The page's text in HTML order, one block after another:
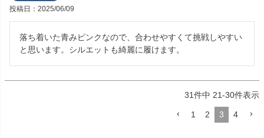
投稿日 2025/06/09
落ち着いた青みピンクなので、合わせやすくて挑戦しやすい
と思います。シルエットも綺麗に履けます。
31件中 21-30件表示
1 2 3 4